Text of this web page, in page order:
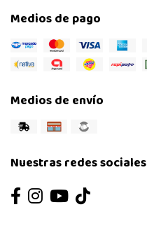
Medios de pago
Medios de envío
Nuestras redes sociales